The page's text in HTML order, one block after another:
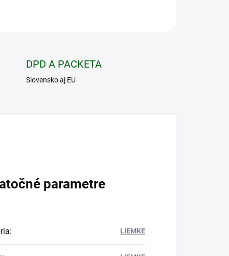
DPD A PACKETA
Slovensko aj EU
parametre
: LIEMKE